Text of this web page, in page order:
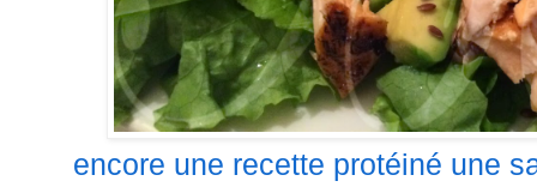
encore une recette protéiné une